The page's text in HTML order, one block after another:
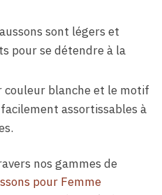
sont légers et
pour se détendre à la
couleur blanche et le motif
assortissables à
nos gammes de
pour Femme